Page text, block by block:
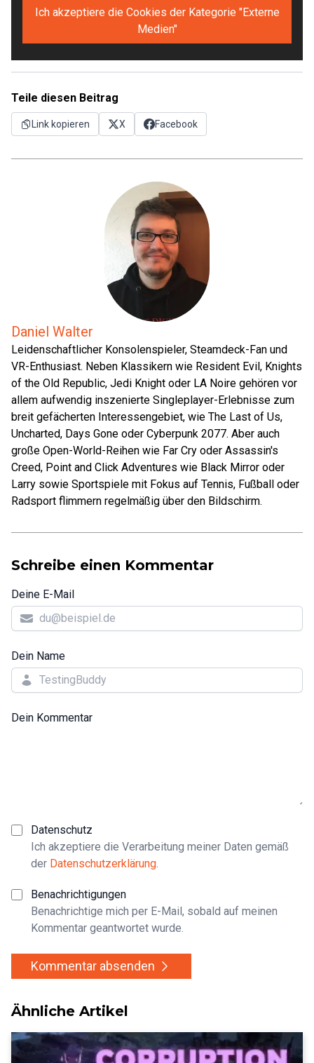
Ich akzeptiere die Cookies der Kategorie "Externe
Medien"
Teile diesen Beitrag
Link kopieren X Facebook
Daniel Walter
Leidenschaftlicher Konsolenspieler, Steamdeck-Fan und
VR-Enthusiast. Neben Klassikern wie Resident Evil, Knights
of the Old Republic, Jedi Knight oder LA Noire gehören vor
allem aufwendig inszenierte Singleplayer-Erlebnisse zum
breit gefächerten Interessengebiet, wie The Last of Us,
Uncharted, Days Gone oder Cyberpunk 2077. Aber auch
große Open-World-Reihen wie Far Cry oder Assassin's
Creed, Point and Click Adventures wie Black Mirror oder
Larry sowie Sportspiele mit Fokus auf Tennis, Fußball oder
Radsport flimmern regelmäßig über den Bildschirm.
Schreibe einen Kommentar
Deine E-Mail
Dein Name
Dein Kommentar
Datenschutz
Ich akzeptiere die Verarbeitung meiner Daten gemäß
der Datenschutzerklärung
Benachrichtigungen
Benachrichtige mich per E-Mail, sobald auf meinen
Kommentar geantwortet wurde.
Kommentar absenden
Ähnliche Artikel